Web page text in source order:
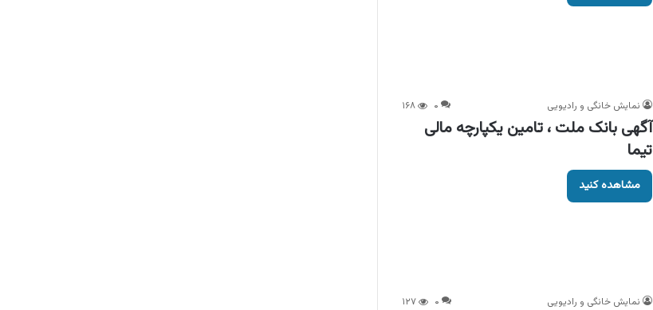
نمایش خانگی و رادیویی ۰ ۱۶۸
آگهی بانک ملت ، تامین یکپارچه مالی
تیما
مشاهده کنید
نمایش خانگی و رادیویی ۰ ۱۲۷